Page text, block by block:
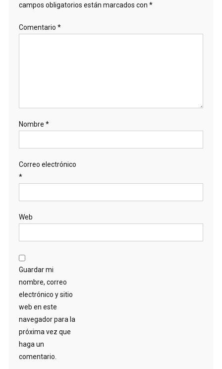
campos obligatorios están marcados con *
Comentario *
Nombre *
Correo electrónico
*
Web
Guardar mi
nombre, correo
electrónico y sitio
web en este
navegador para la
próxima vez que
haga un
comentario.